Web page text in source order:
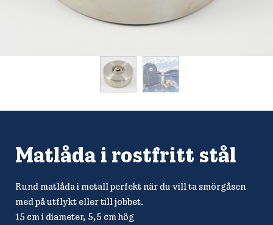
Matlåda i rostfritt stål
Rund matlåda i metall perfekt när du vill ta smörgåsen
med på utflykt eller till jobbet.
15 cm i diameter, 5,5 cm hög